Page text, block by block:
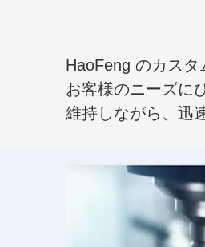
HaoFeng のカス
お客様のニーズに
維持しながら、迅